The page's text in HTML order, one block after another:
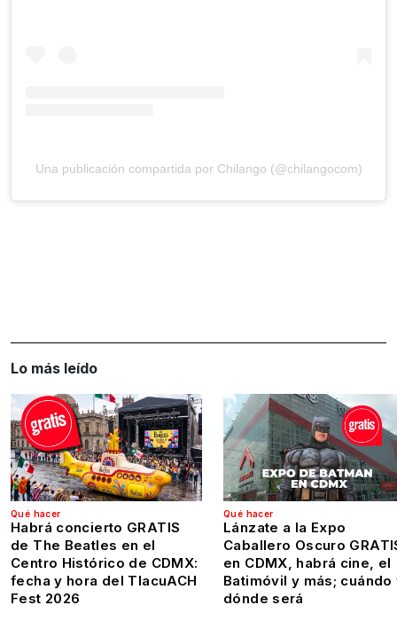
Una publicación compartida por Chilango (@chilangocom)
Lo más leído
Qué hacer
Habrá concierto GRATIS
de The Beatles en el
Centro Histórico de CDMX:
fecha y hora del TlacuACH
Fest 2026
Qué hacer
Lánzate a la Expo
Caballero Oscuro
en CDMX, habrá cine, el
Batimóvil y más; cuándo
dónde será